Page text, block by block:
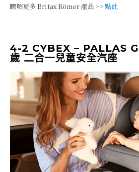
瞭解更多 Britax Römer 產品 >> 點此
4-2 CYBEX – PALLAS
歲 二合一兒童安全汽座